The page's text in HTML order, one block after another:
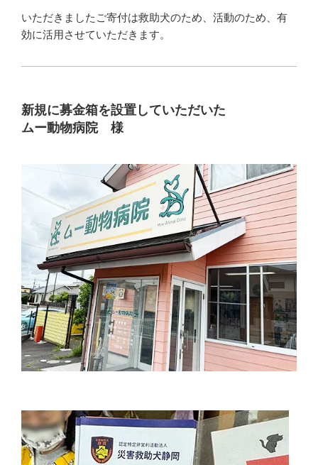
いただきましたご寄付は救助犬のため、活動のため、有
効に活用させていただきます。
新規に募金箱を設置していただいた
ムー動物病院 様